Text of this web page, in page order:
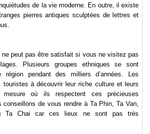
de la vie moderne. En outre, il existe
pierres antiques sculptées de lettres et
ne peut pas être satisfait si vous ne visitez pas
Plusieurs groupes ethniques se sont
région pendant des milliers d’années. Les
à découvrir leur riche culture et leurs
où ils respectent ces précieuses
conseillons de vous rendre à Ta Phin, Ta Van,
Ta Chai car ces lieux ne sont pas très